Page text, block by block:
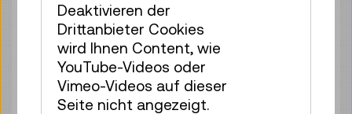
Mo 10.08. 12:00 –12:40
Reservierung Kinderbereich
35 Plätze frei
€ 2,50
Deaktivieren der
Drittanbieter Cookies
wird Ihnen Content, wie
YouTube-Videos oder
Vimeo-Videos auf dieser
Seite nicht angezeigt.